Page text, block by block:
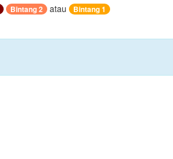
Bintang 2 atau Bintang 1